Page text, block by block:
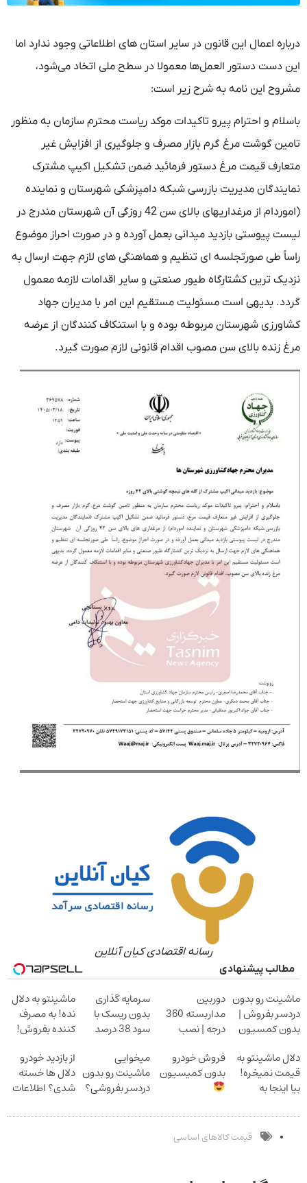
درباره اعمال این قانون در سایر استان های اطلاعاتی وجود ندارد اما
این دست دستور العمل‌ها معمولا در سطح ملی اتخاد می‌شود،
مشروح این نامه به شرح زیر است:
باسلام و احترام پیرو تاکیدات موکد ریاست محترم سازمان به منظور
تامین گوشت مرغ گرم بازار مصرف و جلوگیری از افزایش غیر
متعارف قیمت مرغ دستور فرمائید ضمن تشکیل اکیپ مشترک
نمایندگان مدیریت بازرسی شبکه دامپزشکی شهرستان و نماینده
(اموردام از مرغداریهای بالای سن 42 روزگی آن شهرستان مندرج در
لیست پیوستی بازدید میدانی بعمل آورده و در صورت احراز موضوع
راساً طی صورتجلسه ای تنظیم و هماهنگی های لازم جهت ارسال به
نزدیک ترین کشتارگاه طیور صنعتی و سایر اقدامات لازمه معمول
گردد. بدیهی است مسئولیت مستقیم این امر با مدیران جهاد
کشاورزی شهرستان مربوطه بوده و با استنکاف کنندگان از عرضه
مرغ زنده بالای سن مصوب اقدام قانونی لازم صورت گیرد.
رسانه اقتصادی کیان آنلاین
مطالب پیشنهادی
ماشینت رو بدون
دردسر بفروش |
بدون کمسیون
دوربین
مداربسته 360
درجه | نصب
سرمایه گذاری
بدون ریسک با
سود 38 درصد
ماشینتو به دلال
نده! به مصرف
کننده بفروش!
یک تماس
دلال ماشینتو به
قیمت نمیخره!
بیا اینجا به
بفروش*فقط
خریدار واقعی*
فروش خودرو
بدون کمیسیون
میخوایی
ماشینت رو بدون
دردسر بفروشی؟
از بازدید خودرو
دلال ها خسته
شدی؟ اطلاعات
ثبت کن
قیمت کالاهای اساسی